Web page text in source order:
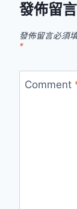
發佈留言
發佈留言必須
*
Comment